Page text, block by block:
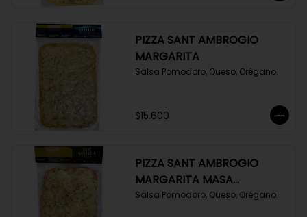
PIZZA SANT AMBROGIO
MARGARITA
Salsa Pomodoro, Queso, Orégano.
$15.600
PIZZA SANT AMBROGIO
MARGARITA MASA
FOCACCIA
Salsa Pomodoro, Queso, Orégano.